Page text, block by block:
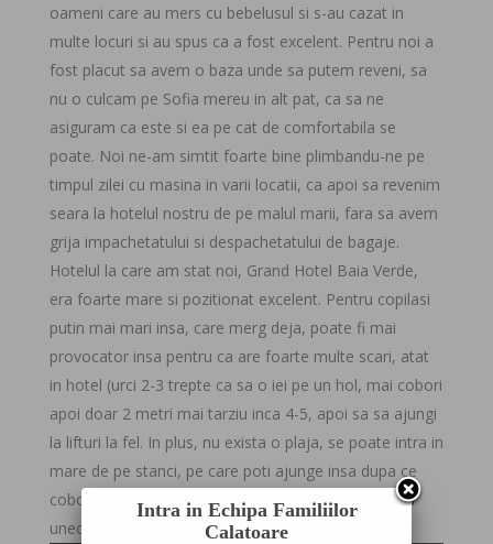
oameni care au mers cu bebelusul si s-au cazat in
multe locuri si au spus ca a fost excelent. Pentru noi a
fost placut sa avem o baza unde sa putem reveni, sa
nu o culcam pe Sofia mereu in alt pat, ca sa ne
asiguram ca este si ea pe cat de comfortabila se
poate. Noi ne-am simtit foarte bine plimbandu-ne pe
timpul zilei cu masina in varii locatii, ca apoi sa revenim
seara la hotelul nostru de pe malul marii, fara sa avem
grija impachetatului si despachetatului de bagaje.
Hotelul la care am stat noi, Grand Hotel Baia Verde,
era foarte mare si pozitionat excelent. Pentru copilasi
putin mai mari insa, care merg deja, poate fi mai
provocator insa pentru ca are foarte multe scari, atat
in hotel (urci 2-3 trepte ca sa o iei pe un hol, mai cobori
apoi doar 2 metri mai tarziu inca 4-5, apoi sa sa ajungi
la lifturi la fel. In plus, nu exista o plaja, se poate intra in
mare de pe stanci, pe care poti ajunge insa dupa ce
cobori foarte multe scari, care pentru cei mici pot fi
uneori alunecoase, deci trebuie extra atentie).
Intra in Echipa Familiilor
Calatoare